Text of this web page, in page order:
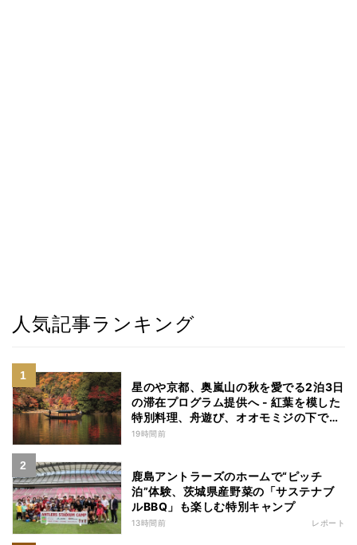
人気記事ランキング
星のや京都、奥嵐山の秋を愛でる2泊3日
の滞在プログラム提供へ - 紅葉を模した
特別料理、舟遊び、オオモミジの下でお
こなう深呼吸など
19時間前
鹿島アントラーズのホームで“ピッチ
泊”体験、茨城県産野菜の「サステナブ
ルBBQ」も楽しむ特別キャンプ
13時間前 レポート